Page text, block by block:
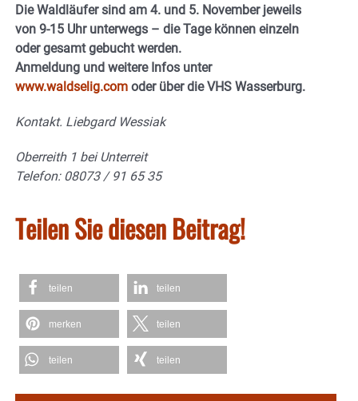
Die Waldläufer sind am 4. und 5. November jeweils
von 9-15 Uhr unterwegs – die Tage können einzeln
oder gesamt gebucht werden.
Anmeldung und weitere Infos unter
www.waldselig.com oder über die VHS Wasserburg.
Kontakt. Liebgard Wessiak
Oberreith 1 bei Unterreit
Telefon: 08073 / 91 65 35
Teilen Sie diesen Beitrag!
teilen teilen
merken teilen
teilen teilen